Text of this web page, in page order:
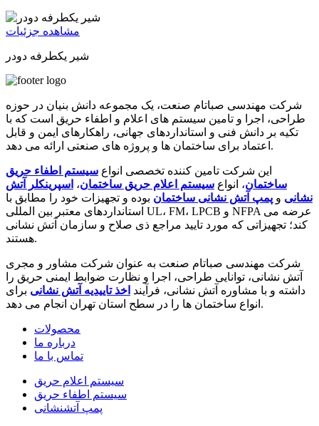
مشاهده جزئیات
شیر یکطرفه دودر
شرکت مهندسی صباتام صنعت، یک مجموعه دانش بنیان در حوزه
طراحی، اجرا و تامین سیستم های اعلام و اطفاء حریق است که با
تکیه بر دانش فنی و استانداردهای جهانی، راهکارهای ایمن و قابل
اعتماد برای ساختمان ها و پروژه های صنعتی ارائه می دهد.
این شرکت تامین کننده تخصصی انواع سیستم اطفاء حریق
ساختمان، انواع سیستم اعلام حریق ساختمان، اسپرینکلر آتش
نشانی و پمپ آتش نشانی ساختمان بوده و تجهیزات خود را مطابق با
استانداردهای معتبر بین المللی UL، FM، LPCB و NFPA عرضه می
کند؛ تجهیزاتی که مورد تایید مراجع ذی صلاح و سازمان آتش نشانی
هستند.
شرکت مهندسی صباتام صنعت به عنوان شرکت مشاور و مجری
آتش نشانی، توانایی طراحی، اجرا و نظارت ضوابط ایمنی حریق را
داشته و با مشاوره آتش نشانی، فرآیند اخذ تاییدیه آتش نشانی برای
انواع ساختمان ها را در سطح استان تهران انجام می دهد.
محصولات
درباره ما
تماس با ما
سیستم اعلام حریق
سیستم اطفاء حریق
پمپ آتشنشانی